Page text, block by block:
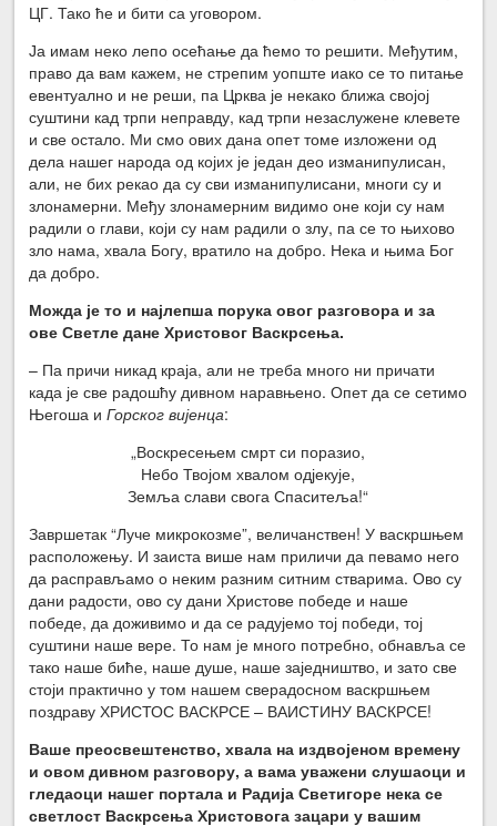
ЦГ. Тако ће и бити са уговором.
Ја имам неко лепо осећање да ћемо то решити. Међутим,
право да вам кажем, не стрепим уопште иако се то питање
евентуално и не реши, па Црква је некако ближа својој
суштини кад трпи неправду, кад трпи незаслужене клевете
и све остало. Ми смо ових дана опет томе изложени од
дела нашег народа од којих је један део изманипулисан,
али, не бих рекао да су сви изманипулисани, многи су и
злонамерни. Међу злонамерним видимо оне који су нам
радили о глави, који су нам радили о злу, па се то њихово
зло нама, хвала Богу, вратило на добро. Нека и њима Бог
да добро.
Можда је то и најлепша порука овог разговора и за
ове Светле дане Христовог Васкрсења.
– Па причи никад краја, али не треба много ни причати
када је све радошћу дивном наравњено. Опет да се сетимо
Његоша иГорског вијенца:
„Воскресењем смрт си поразио,
Небо Твојом хвалом одјекује,
Земља слави свога Спаситеља!“
Завршетак “Луче микрокозме”, величанствен! У васкршњем
расположењу. И заиста више нам приличи да певамо него
да расправљамо о неким разним ситним стварима. Ово су
дани радости, ово су дани Христове победе и наше
победе, да доживимо и да се радујемо тој победи, тој
суштини наше вере. То нам је много потребно, обнавља се
тако наше биће, наше душе, наше заједништво, и зато све
стоји практично у том нашем сверадосном васкршњем
поздраву ХРИСТОС ВАСКРСЕ – ВАИСТИНУ ВАСКРСЕ!
Ваше преосвештенство, хвала на издвојеном времену
и овом дивном разговору, а вама уважени слушаоци и
гледаоци нашег портала и Радија Светигоре нека се
светлост Васкрсења Христовога зацари у вашим